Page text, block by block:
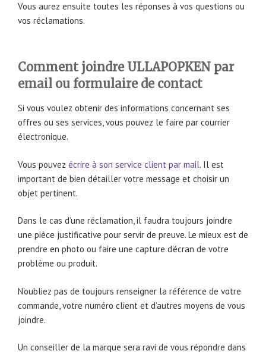
Vous aurez ensuite toutes les réponses à vos questions ou
vos réclamations.
Comment joindre ULLAPOPKEN par
email ou formulaire de contact
Si vous voulez obtenir des informations concernant ses
offres ou ses services, vous pouvez le faire par courrier
électronique.
Vous pouvez écrire à son service client par mail. Il est
important de bien détailler votre message et choisir un
objet pertinent.
Dans le cas d’une réclamation, il faudra toujours joindre
une pièce justificative pour servir de preuve. Le mieux est de
prendre en photo ou faire une capture d’écran de votre
problème ou produit.
N’oubliez pas de toujours renseigner la référence de votre
commande, votre numéro client et d’autres moyens de vous
joindre.
Un conseiller de la marque sera ravi de vous répondre dans